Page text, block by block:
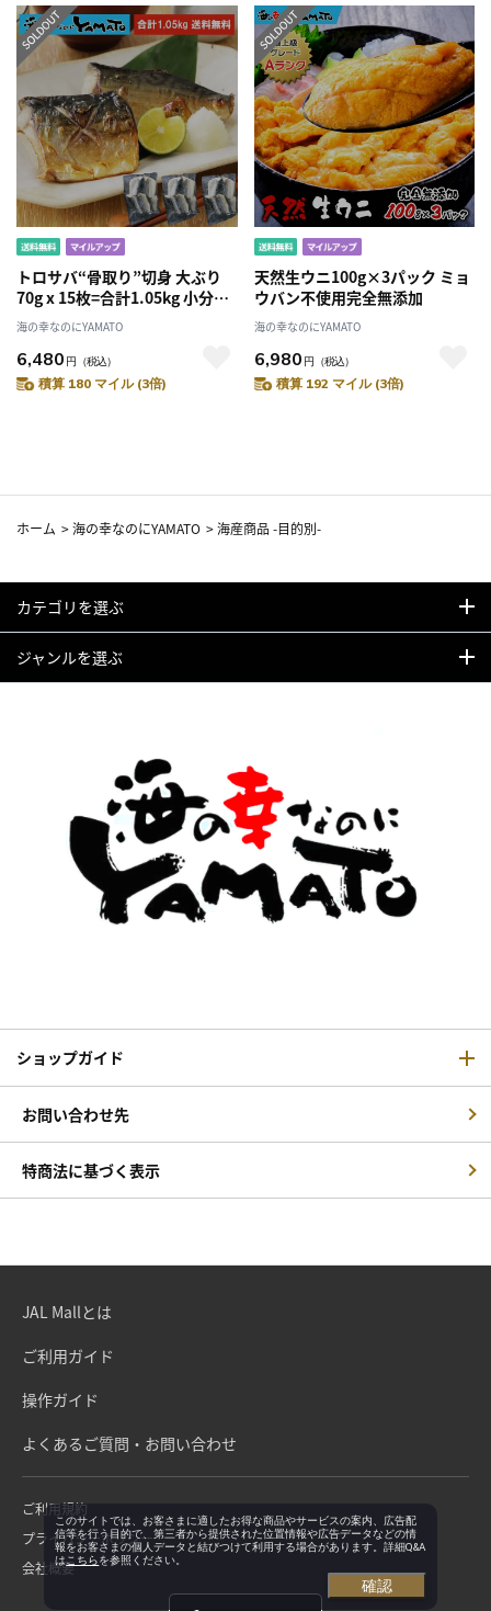
トロサバ“骨取り”切身 大ぶり
70g x 15枚=合計1.05kg 小分け
350g (70g x 5枚)
海の幸なのにYAMATO
6,480 円 （税込）
積算 180 マイル (3倍)
天然生ウニ100g×3パック ミョ
ウバン不使用完全無添加
海の幸なのにYAMATO
6,980 円 （税込）
積算 192 マイル (3倍)
ホーム >海の幸なのにYAMATO >海産商品 -目的別-
カテゴリを選ぶ
ジャンルを選ぶ
ショップガイド
お問い合わせ先
特商法に基づく表示
JAL Mallとは
ご利用ガイド
操作ガイド
よくあるご質問・お問い合わせ
ご利用規約
プライバシーポリシー
会社概要
このサイトでは、お客さまに適したお得な商品やサービスの案内、広告配
信等を行う目的で、第三者から提供された位置情報や広告データなどの情
報をお客さまの個人データと結びつけて利用する場合があります。詳細Q&A
はこちらを参照ください。
確認